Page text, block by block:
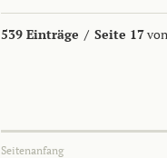
539 Einträge / Seite 17
Seitenanfang